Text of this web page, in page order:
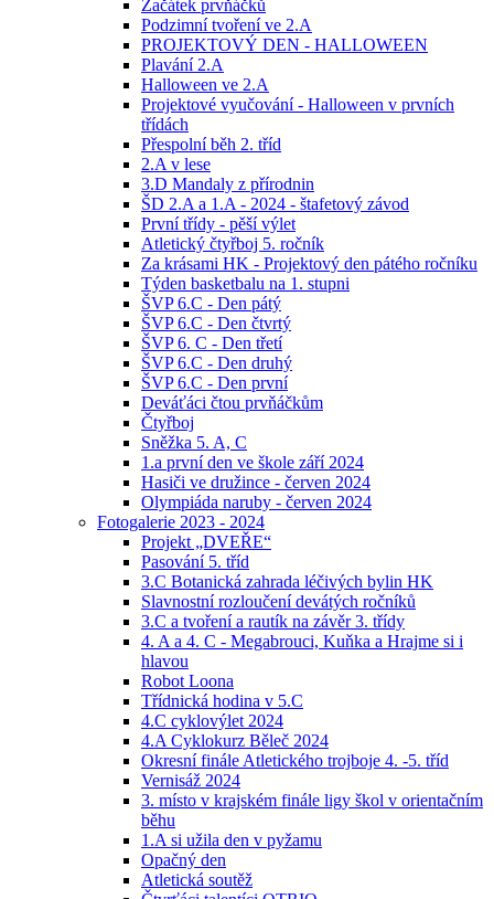
Začátek prvňáčků
Podzimní tvoření ve 2.A
PROJEKTOVÝ DEN - HALLOWEEN
Plavání 2.A
Halloween ve 2.A
Projektové vyučování - Halloween v prvních
třídách
Přespolní běh 2. tříd
2.A v lese
3.D Mandaly z přírodnin
ŠD 2.A a 1.A - 2024 - štafetový závod
První třídy - pěší výlet
Atletický čtyřboj 5. ročník
Za krásami HK - Projektový den pátého ročníku
Týden basketbalu na 1. stupni
ŠVP 6.C - Den pátý
ŠVP 6.C - Den čtvrtý
ŠVP 6. C - Den třetí
ŠVP 6.C - Den druhý
ŠVP 6.C - Den první
Deváťáci čtou prvňáčkům
Čtyřboj
Sněžka 5. A, C
1.a první den ve škole září 2024
Hasiči ve družince - červen 2024
Olympiáda naruby - červen 2024
Fotogalerie 2023 - 2024
Projekt „DVEŘE“
Pasování 5. tříd
3.C Botanická zahrada léčivých bylin HK
Slavnostní rozloučení devátých ročníků
3.C a tvoření a rautík na závěr 3. třídy
4. A a 4. C - Megabrouci, Kuňka a Hrajme si i
hlavou
Robot Loona
Třídnická hodina v 5.C
4.C cyklovýlet 2024
4.A Cyklokurz Běleč 2024
Okresní finále Atletického trojboje 4. -5. tříd
Vernisáž 2024
3. místo v krajském finále ligy škol v orientačním
běhu
1.A si užila den v pyžamu
Opačný den
Atletická soutěž